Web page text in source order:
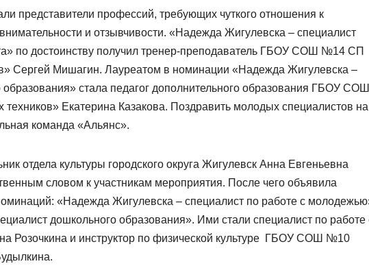
представители профессий, требующих чуткого отношения к
и отзывчивости. «Надежда Жигулевска – специалист
по достоинству получил тренер-преподаватель ГБОУ СОШ №14 СП
Сергей Мишагин. Лауреатом в номинации «Надежда Жигулевска –
образования» стала педагог дополнительного образования ГБОУ СОШ
Екатерина Казакова. Поздравить молодых специалистов на
команда «Альянс».
отдела культуры городского округа Жигулевск Анна Евгеньевна
словом к участникам мероприятия. После чего объявила
«Надежда Жигулевска – специалист по работе с
дошкольного образования». Ими стали специалист по работе
и инструктор по физической культуре ГБОУ СОШ №10